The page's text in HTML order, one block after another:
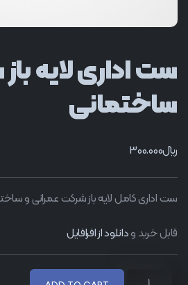
ست اداری لایه
ساختمانی
﷼300.000
ست اداری کامل لایه باز شرکت عمرانی و
قابل خرید ودانلود از افرافایل